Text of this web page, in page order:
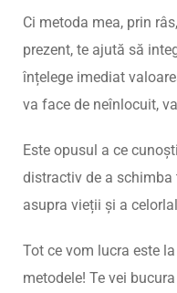
Ci metoda mea, prin
prezent, te ajută să
înțelege imediat
va face de neînlocuit,
Este opusul a ce
distractiv de a
asupra vieții și a
Tot ce vom lucra este la
metodele! Te vei